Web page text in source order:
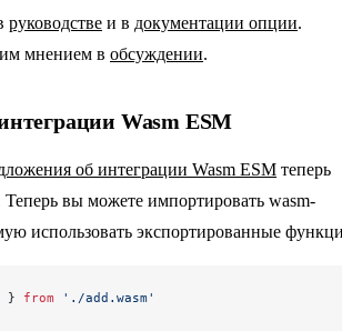
руководстве и в документации опции.
мнением в обсуждении.
Wasm ESM
об интеграции Wasm ESM теперь
Теперь вы можете импортировать wasm-
использовать экспортированные
} from './add.wasm'